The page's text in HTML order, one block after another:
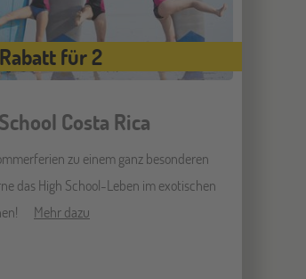
für 2
Costa Rica
zu einem ganz besonderen
das High School-Leben im exotischen
Mehr dazu